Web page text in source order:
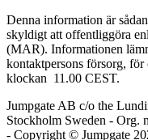
Denna information är
skyldigt att offentliggöra
(MAR). Informationen
kontaktpersons försorg,
klockan 11.00 CEST.
Jumpgate AB c/o the
Stockholm Sweden - Org.
- Copyright © Jumpgate